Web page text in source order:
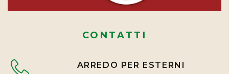
CONTATTI
ARREDO PER ESTERNI